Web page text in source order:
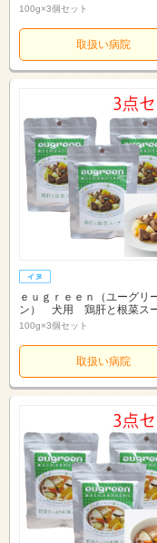
100g×3個セット
取扱い病院
ｅｕｇｒｅｅｎ（ユーグリ
ン） 犬用 鶏肝と根菜ス
100g×3個セット
取扱い病院